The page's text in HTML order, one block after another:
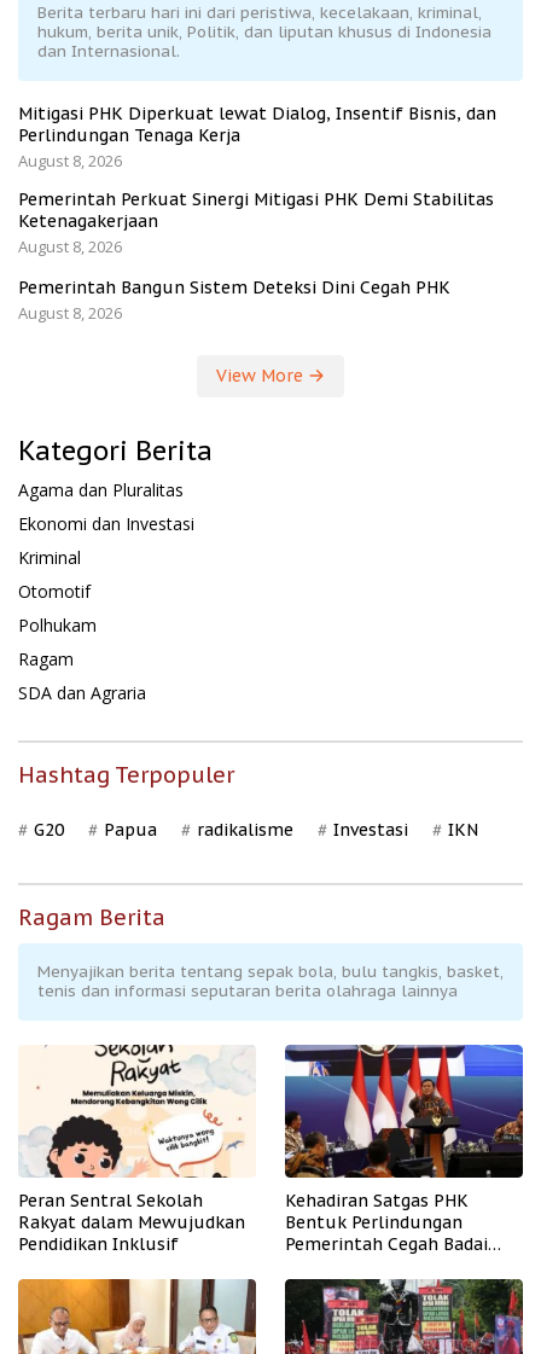
Berita terbaru hari ini dari peristiwa, kecelakaan, kriminal,
hukum, berita unik, Politik, dan liputan khusus di Indonesia
dan Internasional.
Mitigasi PHK Diperkuat lewat Dialog, Insentif Bisnis, dan
Perlindungan Tenaga Kerja
August 8, 2026
Pemerintah Perkuat Sinergi Mitigasi PHK Demi Stabilitas
Ketenagakerjaan
August 8, 2026
Pemerintah Bangun Sistem Deteksi Dini Cegah PHK
August 8, 2026
View More
Kategori Berita
Agama dan Pluralitas
Ekonomi dan Investasi
Kriminal
Otomotif
Polhukam
Ragam
SDA dan Agraria
Hashtag Terpopuler
G20 Papua radikalisme Investasi IKN
Ragam Berita
Menyajikan berita tentang sepak bola, bulu tangkis, basket,
tenis dan informasi seputaran berita olahraga lainnya
Peran Sentral Sekolah
Rakyat dalam Mewujudkan
Pendidikan Inklusif
Kehadiran Satgas PHK
Bentuk Perlindungan
Pemerintah Cegah Badai